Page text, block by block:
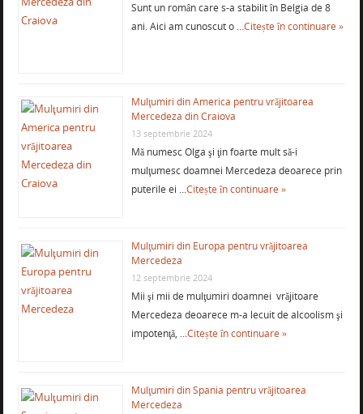
Sunt un român care s-a stabilit în Belgia de 8
ani. Aici am cunoscut o …Citește în continuare »
Mulţumiri din America pentru vrăjitoarea
Mercedeza din Craiova
13 septembrie 2024
Mă numesc Olga şi ţin foarte mult să-i
mulţumesc doamnei Mercedeza deoarece prin
puterile ei …Citește în continuare »
Mulţumiri din Europa pentru vrăjitoarea
Mercedeza
12 septembrie 2024
Mii şi mii de mulţumiri doamnei vrăjitoare
Mercedeza deoarece m-a lecuit de alcoolism şi
impotenţă, …Citește în continuare »
Mulţumiri din Spania pentru vrăjitoarea
Mercedeza